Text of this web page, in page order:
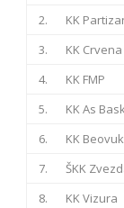
2.
KK
3.
KK
4.
KK FMP
5.
KK As
6.
KK
7.
ŠKK
8.
KK Vizura